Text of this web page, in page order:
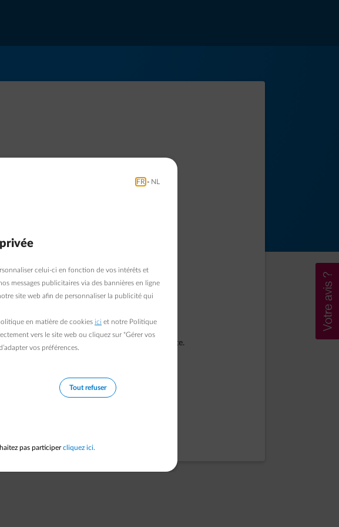
est
et
le au support si le problème persiste.
FR- NL
celui-ci en fonction de vos intérêts et
messages publicitaires via des bannières en ligne
site web afin de personnaliser la publicité qui
en matière de cookies ici et notre Politique
vers le site web ou cliquez sur "Gérer vos
vos préférences.
Tout refuser
pas participercliquez ici.